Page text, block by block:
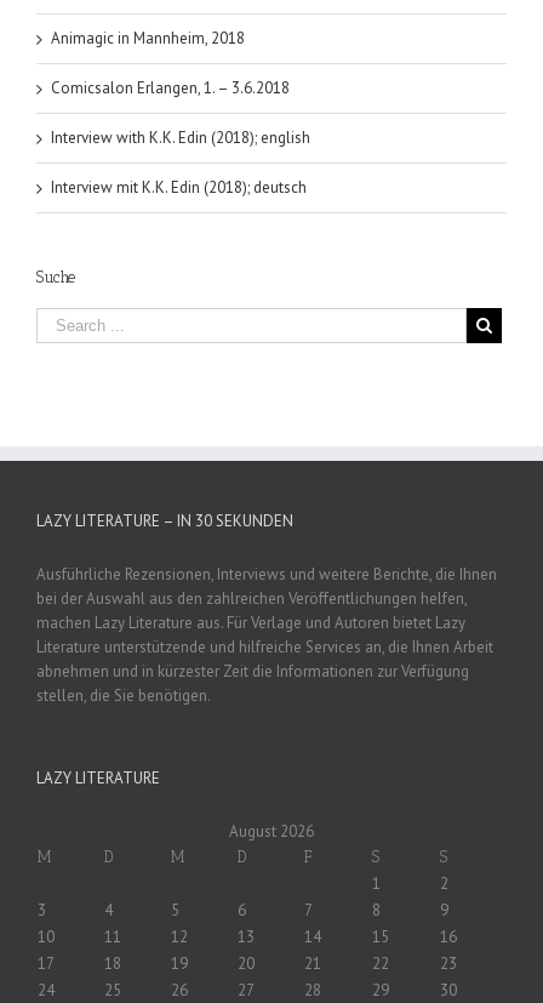
Animagic in Mannheim, 2018
Comicsalon Erlangen, 1. – 3.6.2018
Interview with K.K. Edin (2018); english
Interview mit K.K. Edin (2018); deutsch
Suche
LAZY LITERATURE – IN 30 SEKUNDEN
Ausführliche Rezensionen, Interviews und weitere Berichte, die Ihnen
bei der Auswahl aus den zahlreichen Veröffentlichungen helfen,
machen Lazy Literature aus. Für Verlage und Autoren bietet Lazy
Literature unterstützende und hilfreiche Services an, die Ihnen Arbeit
abnehmen und in kürzester Zeit die Informationen zur Verfügung
stellen, die Sie benötigen.
LAZY LITERATURE
August 2026
M D M D F S S
1
2
3
4 5 6 7 8
9
10
11 12 13 14 15
16
17
18 19 20 21 22
23
24
25 26 27 28 29 30